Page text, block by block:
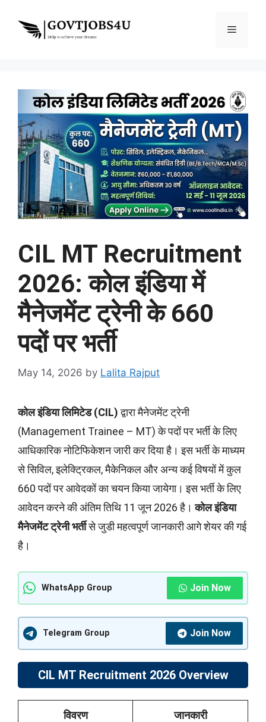
content
Menu
CIL MT Recruitment
2026: कोल इंडिया में
मैनेजमेंट ट्रेनी के 660
पदों पर भर्ती
May 14, 2026 by Lalita Rajput
कोल इंडिया लिमिटेड (CIL)द्वारा मैनेजमेंट ट्रेनी
(Management Trainee – MT) के पदों पर भर्ती के लिए
आधिकारिक नोटिफिकेशन जारी कर दिया है। इस भर्ती के माध्यम
से सिविल, इलेक्ट्रिकल, मैकेनिकल और अन्य कई विषयों में कुल
660 पदों पर आवेदकों का चयन किया जायेगा। इस भर्ती के लिए
आवेदन करने की अंतिम तिथि 11 जून 2026 है।कोल इंडिया
मैनेजमेंट ट्रेनी भर्तीसे जुडी महत्वपूर्ण जानकारी आगे शेयर की गई
है।
WhatsApp Group Join Now
Telegram Group Join Now
CIL MT Recruitment 2026 Overview
विवरण जानकारी